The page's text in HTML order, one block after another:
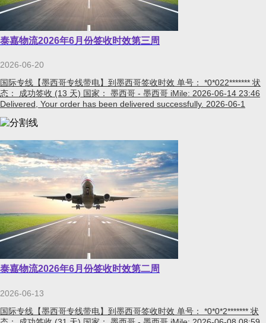
泰嘉物流2026年6月份签收时效第三周
2026-06-20
国际专线【墨西哥专线带电】到墨西哥签收时效 单号： *0*022******* 状
态： 成功签收 (13 天) 国家： 墨西哥 - 墨西哥 iMile: 2026-06-14 23:46
Delivered, Your order has been delivered successfully. 2026-06-1
泰嘉物流2026年6月份签收时效第二周
2026-06-13
国际专线【墨西哥专线带电】到墨西哥签收时效 单号： *0*0*2******* 状